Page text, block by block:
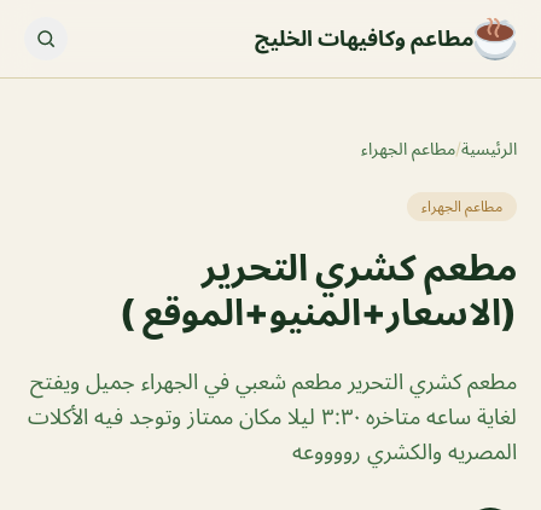
مطاعم وكافيهات الخليج
الرئيسية/مطاعم الجهراء
مطاعم الجهراء
مطعم كشري التحرير
(الاسعار+المنيو+الموقع )
مطعم كشري التحرير مطعم شعبي في الجهراء جميل ويفتح
لغاية ساعه متاخره ٣:٣٠ ليلا مكان ممتاز وتوجد فيه الأكلات
المصريه والكشري رووووعه